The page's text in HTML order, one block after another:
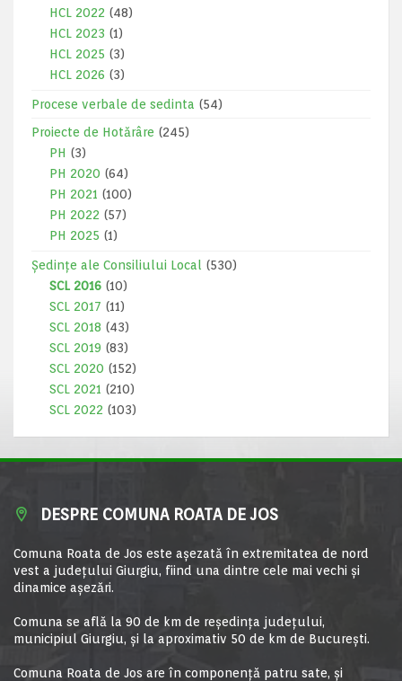
HCL 2022 (48)
HCL 2023 (1)
HCL 2025 (3)
HCL 2026 (3)
Procese verbale de sedinta (54)
Proiecte de Hotărâre (245)
PH (3)
PH 2020 (64)
PH 2021 (100)
PH 2022 (57)
PH 2025 (1)
Ședințe ale Consiliului Local
(530)
SCL 2016 (10)
SCL 2017 (11)
SCL 2018 (43)
SCL 2019 (83)
SCL 2020 (152)
SCL 2021 (210)
SCL 2022 (103)
DESPRE COMUNA ROATA DE JOS
Comuna Roata de Jos este aşezată în extremitatea de nord
vest a judeţului Giurgiu, fiind una dintre cele mai vechi şi
dinamice aşezări.
Comuna se află la 90 de km de reşedinţa judeţului,
municipiul Giurgiu, şi la aproximativ 50 de km de Bucureşti.
Comuna Roata de Jos are în componență patru sate, și